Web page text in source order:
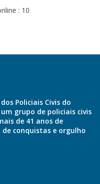
: 10
Policiais Civis do
grupo de policiais civis
de 41 anos de
conquistas e orgulho